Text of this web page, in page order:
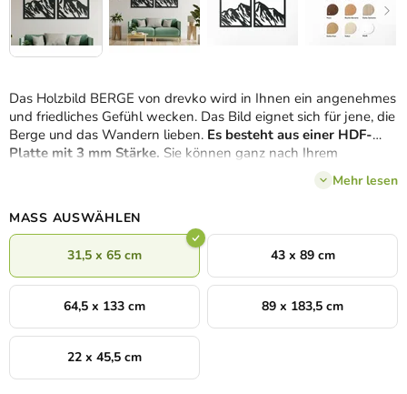
Das Holzbild BERGE von drevko wird in Ihnen ein angenehmes
und friedliches Gefühl wecken. Das Bild eignet sich für jene, die
Berge und das Wandern lieben. Es besteht aus einer HDF-
Platte mit 3 mm Stärke. Sie können ganz nach Ihrem
Mehr lesen
MASS AUSWÄHLEN
31,5 x 65 cm 43 x 89 cm
64,5 x 133 cm 89 x 183,5 cm
22 x 45,5 cm